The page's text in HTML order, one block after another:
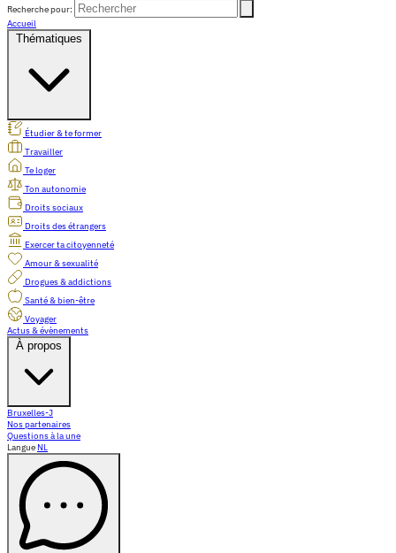
Recherche pour:
Accueil
Thématiques
Étudier & te former
Travailler
Te loger
Ton autonomie
Droits sociaux
Droits des étrangers
Exercer ta citoyenneté
Amour & sexualité
Drogues & addictions
Santé & bien-être
Voyager
Actus & évènements
À propos
Bruxelles-J
Nos partenaires
Questions à la une
Langue NL